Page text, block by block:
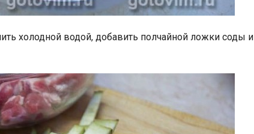
холодной водой, добавить полчайной ложки соды и